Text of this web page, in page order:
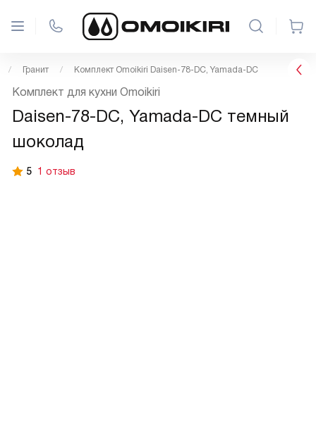
Гранит Комплект Omoikiri Daisen-78-DC, Yamada-DC
5 1 отзыв
Комплект для кухни Omoikiri
Daisen-78-DC, Yamada-DC темный
шоколад